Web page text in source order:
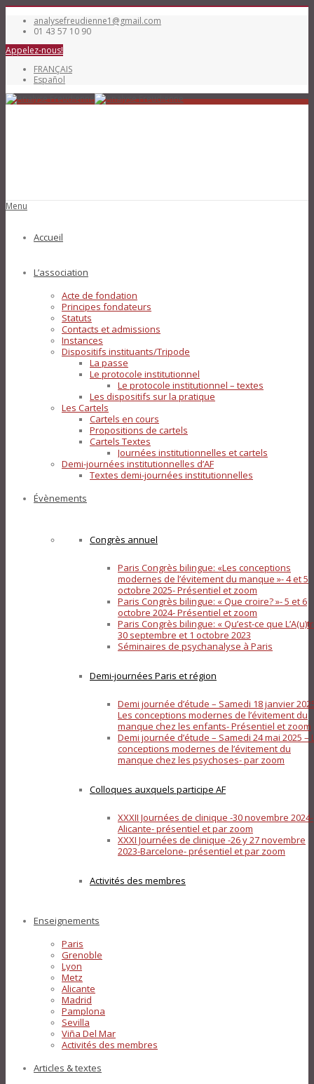
analysefreudienne1@gmail.com
01 43 57 10 90
Appelez-nous!
FRANÇAIS
Español
Menu
Accueil
L’association
Acte de fondation
Principes fondateurs
Statuts
Contacts et admissions
Instances
Dispositifs instituants/Tripode
La passe
Le protocole institutionnel
Le protocole institutionnel – textes
Les dispositifs sur la pratique
Les Cartels
Cartels en cours
Propositions de cartels
Cartels Textes
Journées institutionnelles et cartels
Demi-journées institutionnelles d’AF
Textes demi-journées institutionnelles
Évènements
Congrès annuel
Paris Congrès bilingue: «Les conceptions
modernes de l’évitement du manque »- 4 et 5
octobre 2025- Présentiel et zoom
Paris Congrès bilingue: « Que croire? »- 5 et 6
octobre 2024- Présentiel et zoom
Paris Congrès bilingue: « Qu’est-ce que
30 septembre et 1 octobre 2023
Séminaires de psychanalyse à Paris
Demi-journées Paris et région
Demi journée d’étude – Samedi 18 janvier
Les conceptions modernes de l’évitement du
manque chez les enfants- Présentiel et zoom
Demi journée d’étude – Samedi 24 mai 2025 –
conceptions modernes de l’évitement du
manque chez les psychoses- par zoom
Colloques auxquels participe AF
XXXII Journées de clinique -30 novembre 2024-
Alicante- présentiel et par zoom
XXXI Journées de clinique -26 y 27 novembre
2023-Barcelone- présentiel et par zoom
Activités des membres
Enseignements
Paris
Grenoble
Lyon
Metz
Alicante
Madrid
Pamplona
Sevilla
Viña Del Mar
Activités des membres
Articles & textes